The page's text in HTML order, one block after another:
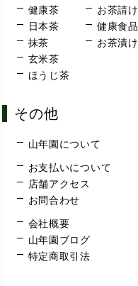
健康茶
日本茶
抹茶
玄米茶
ほうじ茶
お茶請け
健康食品
お茶漬け
その他
山年園について
お支払いについて
店舗アクセス
お問合わせ
会社概要
山年園ブログ
特定商取引法